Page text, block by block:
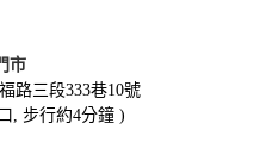
市
路三段333巷10號
, 步行約4分鐘 )